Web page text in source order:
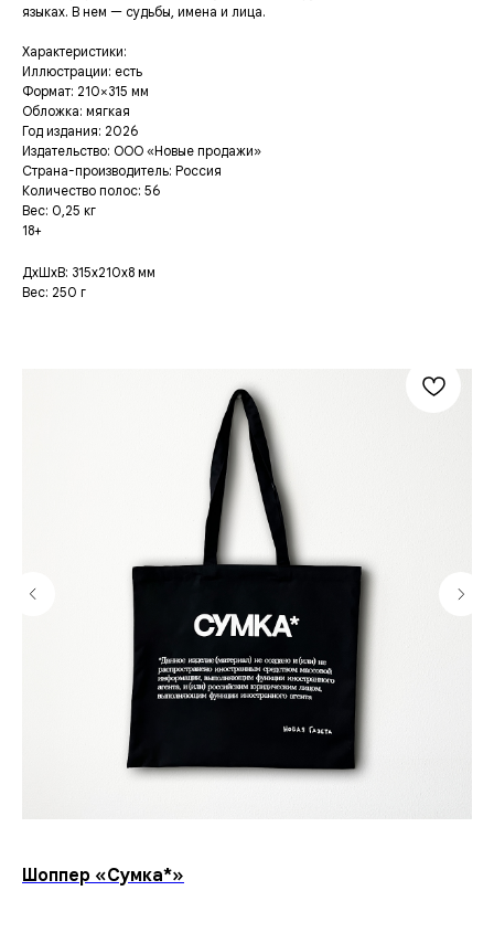
языках. В нем — судьбы, имена и лица.
Характеристики:
Иллюстрации: есть
Формат: 210×315 мм
Обложка: мягкая
Год издания: 2026
Издательство: ООО «Новые продажи»
Страна-производитель: Россия
Количество полос: 56
Вес: 0,25 кг
18+
ДxШxВ: 315x210x8 мм
Вес: 250 г
Шоппер «Сумка*»